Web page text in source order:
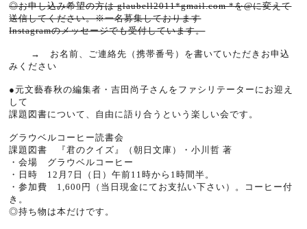
◎お申し込み希望の方は glaubell2011*gmail.com *を@に変えて
送信してください。※一名募集しております
Instagramのメッセージでも受付しています。
→ お名前、ご連絡先（携帯番号）を書いていただきお申込
みください
●元文藝春秋の編集者・吉田尚子さんをファシリテーターにお迎え
して
課題図書について、自由に語り合うという楽しい会です。
グラウベルコーヒー読書会
課題図書 『君のクイズ』（朝日文庫）・小川哲 著
・会場 グラウベルコーヒー
・日時 12月7日（日）午前11時から 1時間半。
・参加費 1,600 円（当日現金にてお支払い下さい）。コーヒー付
き。
◎持ち物は本だけです。